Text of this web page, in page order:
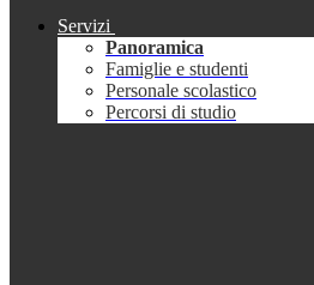
Servizi
Panoramica
Famiglie e studenti
Personale scolastico
Percorsi di studio